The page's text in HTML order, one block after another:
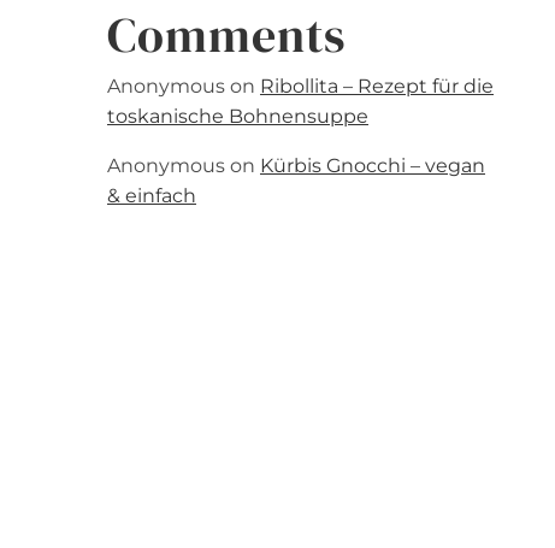
Comments
Anonymous on Ribollita – Rezept für die
toskanische Bohnensuppe
Anonymous on Kürbis Gnocchi – vegan
& einfach